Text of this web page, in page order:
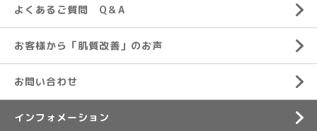
よくあるご質問 Q＆A
お客様から「肌質改善」のお声
お問い合わせ
インフォメーション